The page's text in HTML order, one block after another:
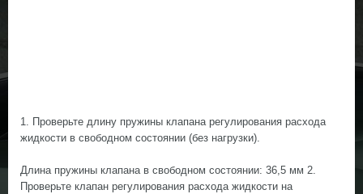
1. Проверьте длину пружины клапана регулирования расхода
жидкости в свободном состоянии (без нагрузки).
Длина пружины клапана в свободном состоянии: 36,5 мм 2.
Проверьте клапан регулирования расхода жидкости на